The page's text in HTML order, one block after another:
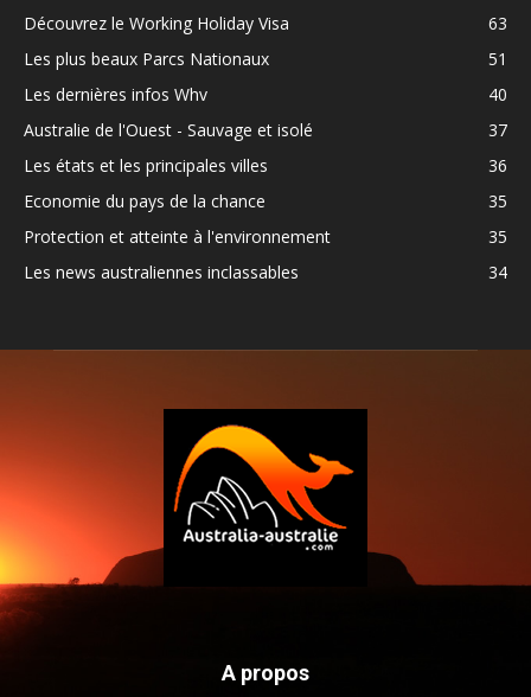
Découvrez le Working Holiday Visa
63
Les plus beaux Parcs Nationaux
51
Les dernières infos Whv
40
Australie de l'Ouest - Sauvage et isolé
37
Les états et les principales villes
36
Economie du pays de la chance
35
Protection et atteinte à l'environnement
35
Les news australiennes inclassables
34
A propos